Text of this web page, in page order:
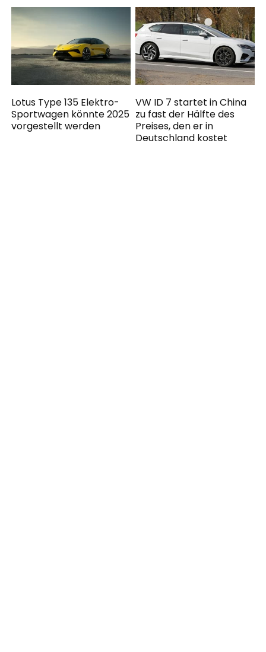
Lotus Type 135 Elektro-
Sportwagen könnte 2025
vorgestellt werden
VW ID 7 startet in China
zu fast der Hälfte des
Preises, den er in
Deutschland kostet